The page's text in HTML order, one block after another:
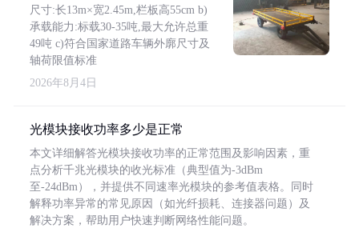
尺寸:长13m×宽2.45m,栏板高55cm b)
承载能力:标载30-35吨,最大允许总重
49吨 c)符合国家道路车辆外廓尺寸及
轴荷限值标准
2026年8月4日
光模块接收功率多少是正常
本文详细解答光模块接收功率的正常范围及影响因素，重
点分析千兆光模块的收光标准（典型值为-3dBm
至-24dBm），并提供不同速率光模块的参考值表格。同时
解释功率异常的常见原因（如光纤损耗、连接器问题）及
解决方案，帮助用户快速判断网络性能问题。